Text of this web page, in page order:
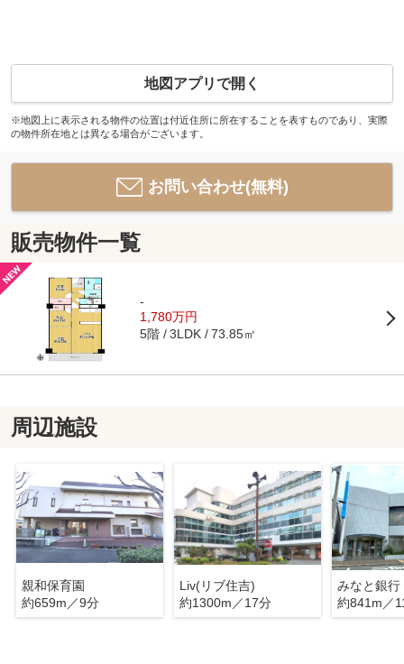
地図アプリで開く
※地図上に表示される物件の位置は付近住所に所在することを表すものであり、実際
の物件所在地とは異なる場合がございます。
お問い合わせ(無料)
販売物件一覧
-
1,780万円
5階 3LDK 73.85㎡
周辺施設
親和保育園
約659m／9分
Liv(リブ住吉)
約1300m／17分
約841m／